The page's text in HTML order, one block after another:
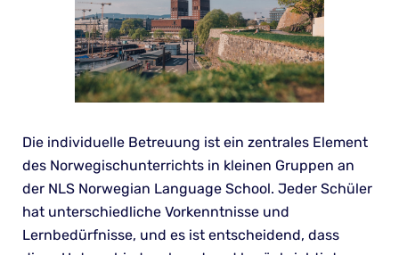
Die individuelle Betreuung ist ein zentrales Element
des Norwegischunterrichts in kleinen Gruppen an
der NLS Norwegian Language School. Jeder Schüler
hat unterschiedliche Vorkenntnisse und
Lernbedürfnisse, und es ist entscheidend, dass